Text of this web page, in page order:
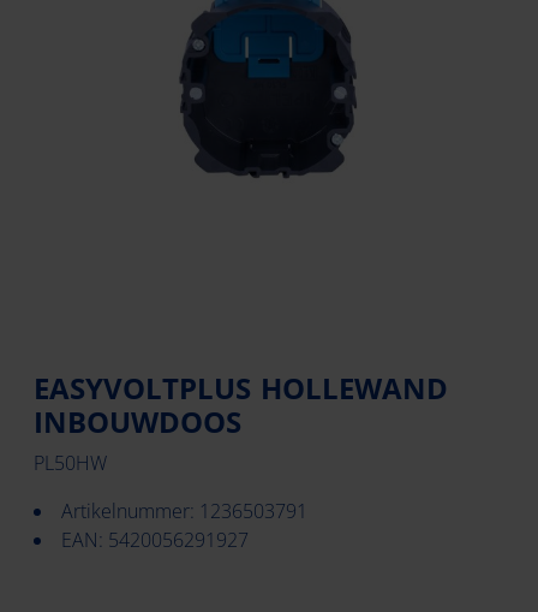
EASYVOLTPLUS HOLLEWAND
INBOUWDOOS
PL50HW
Artikelnummer: 1236503791
EAN: 5420056291927